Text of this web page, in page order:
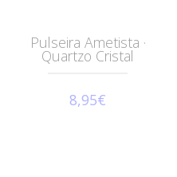
Pulseira Ametista ·
Quartzo Cristal
8,95€